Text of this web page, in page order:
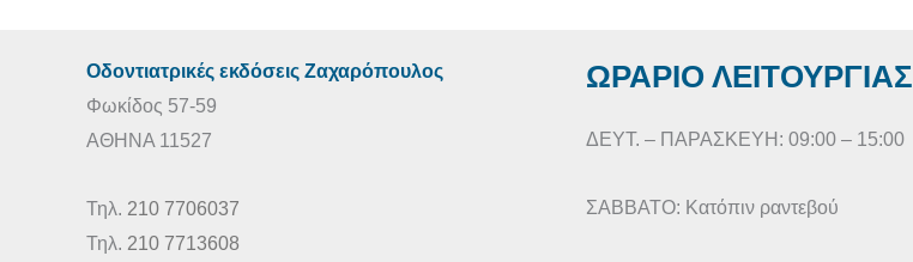
Οδοντιατρικές εκδόσεις Ζαχαρόπουλος
Φωκίδος 57-59
ΑΘΗΝΑ 11527
Τηλ. 210 7706037
Τηλ. 210 7713608
ΩΡΑΡΙΟ ΛΕΙΤΟΥΡΓΙΑΣ
ΔΕΥΤ. – ΠΑΡΑΣΚΕΥΗ: 09:00 – 15:00
ΣΑΒΒΑΤΟ: Κατόπιν ραντεβού